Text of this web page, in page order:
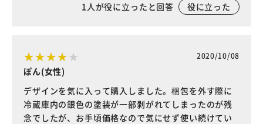
1人が役に立ったと回答 役に立った
2020/10/08
ぽん(女性)
デザインを気に入って購入しました。梱包を外す際に
冷蔵庫内の銀色の塗装が一部剥がれてしまったのが残
念でしたが、お手頃価格なので気にせず使い続けてい